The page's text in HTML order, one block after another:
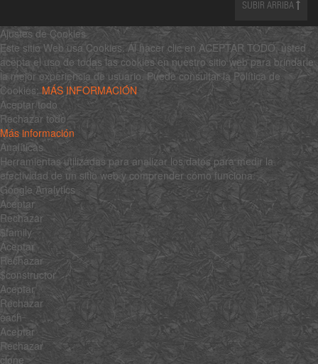
SUBIR ARRIBA
Ajustes de Cookies
Este sitio Web usa Cookies. Al hacer clic en ACEPTAR TODO, usted
acepta el uso de todas las cookies en nuestro sitio web para brindarle
la mejor experiencia de usuario. Puede consultar la Política de
Cookies:MÁS INFORMACIÓN
Aceptar todo
Rechazar todo
Más información
Analíticas
Herramientas utilizadas para analizar los datos para medir la
efectividad de un sitio web y comprender cómo funciona.
Google Analytics
Aceptar
Rechazar
$family
Aceptar
Rechazar
$constructor
Aceptar
Rechazar
each
Aceptar
Rechazar
clone